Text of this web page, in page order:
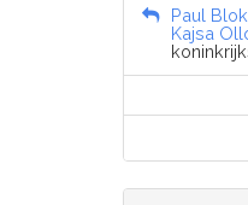
Paul
Kajsa